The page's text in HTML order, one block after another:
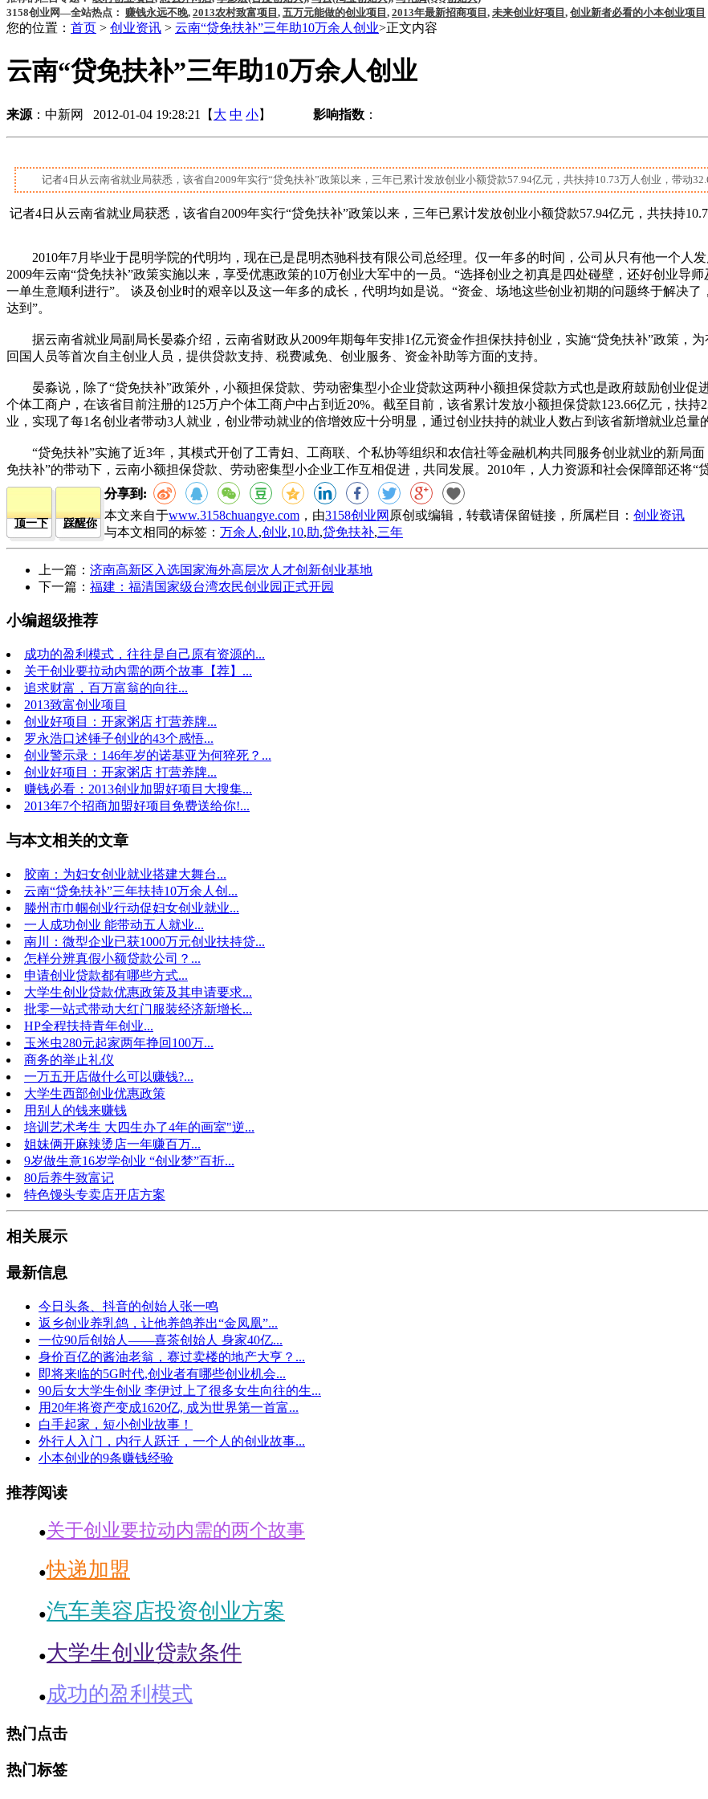
3158创业网—全站热点： 赚钱永远不晚, 2013农村致富项目 , 五万元能做的创业项目 , 2013年最新招商项目 , 未来创业好项目 , 创业新者必看的小本创业项目
您的位置： 首页 > 创业资讯 > 云南“贷免扶补”三年助10万余人创业>正文内容
云南“贷免扶补”三年助10万余人创业
来源 ：中新网 2012-01-04 19:28:21【 大 中 小】 影响指数 ：
记者4日从云南省就业局获悉，该省自2009年实行“贷免扶补”政策以来，三年已累计发放创业小额贷款57.94亿元，共扶持10.73万人创业，带动
记者4日从云南省就业局获悉，该省自2009年实行“贷免扶补”政策以来，三年已累计发放创业小额贷款57.94亿元，共扶持
2010年7月毕业于昆明学院的代明均，现在已是昆明杰驰科技有限公司总经理。仅一年多的时间，公司从只有他一个人
2009年云南“贷免扶补”政策实施以来，享受优惠政策的10万创业大军中的一员。“选择创业之初真是四处碰壁，还好创业导
一单生意顺利进行”。 谈及创业时的艰辛以及这一年多的成长，代明均如是说。“资金、场地这些创业初期的问题终于解决
达到”。
据云南省就业局副局长晏淼介绍，云南省财政从2009年期每年安排1亿元资金作担保扶持创业，实施“贷免扶补”政策，
回国人员等首次自主创业人员，提供贷款支持、税费减免、创业服务、资金补助等方面的支持。
晏淼说，除了“贷免扶补”政策外，小额担保贷款、劳动密集型小企业贷款这两种小额担保贷款方式也是政府鼓励创业促
个体工商户，在该省目前注册的125万户个体工商户中占到近20%。截至目前，该省累计发放小额担保贷款123.66亿元，扶
业，实现了每1名创业者带动3人就业，创业带动就业的倍增效应十分明显，通过创业扶持的就业人数占到该省新增就业总量
“贷免扶补”实施了近3年，其模式开创了工青妇、工商联、个私协等组织和农信社等金融机构共同服务创业就业的新局
免扶补”的带动下，云南小额担保贷款、劳动密集型小企业工作互相促进，共同发展。2010年，人力资源和社会保障部还将“
顶一下 踩醒你
分享到:
本文来自于www.3158chuangye.com ，由3158创业网 原创或编辑，转载请保留链接，所属栏目： 创业资讯
与本文相同的标签： 万余人 ,创业,10,助,贷免扶补,三年
上一篇： 济南高新区入选国家海外高层次人才创新创业基地
下一篇： 福建：福清国家级台湾农民创业园正式开园
小编超级推荐
成功的盈利模式，往往是自己原有资源的...
关于创业要拉动内需的两个故事【荐】...
追求财富，百万富翁的向往...
2013致富创业项目
创业好项目：开家粥店 打营养牌...
罗永浩口述锤子创业的43个感悟...
创业警示录：146年岁的诺基亚为何猝死？...
创业好项目：开家粥店 打营养牌...
赚钱必看：2013创业加盟好项目大搜集...
2013年7个招商加盟好项目免费送给你!...
与本文相关的文章
胶南：为妇女创业就业搭建大舞台...
云南“贷免扶补”三年扶持10万余人创...
滕州市巾帼创业行动促妇女创业就业...
一人成功创业 能带动五人就业...
南川：微型企业已获1000万元创业扶持贷...
怎样分辨真假小额贷款公司？...
申请创业贷款都有哪些方式...
大学生创业贷款优惠政策及其申请要求...
批零一站式带动大红门服装经济新增长...
HP全程扶持青年创业...
玉米虫280元起家两年挣回100万...
商务的举止礼仪
一万五开店做什么可以赚钱?...
大学生西部创业优惠政策
用别人的钱来赚钱
培训艺术考生 大四生办了4年的画室"逆...
姐妹俩开麻辣烫店一年赚百万...
9岁做生意16岁学创业 “创业梦”百折...
80后养牛致富记
特色馒头专卖店开店方案
相关展示
最新信息
今日头条、抖音的创始人张一鸣
返乡创业养乳鸽，让他养鸽养出“金凤凰”...
一位90后创始人——喜茶创始人 身家40亿...
身价百亿的酱油老翁，赛过卖楼的地产大亨？...
即将来临的5G时代,创业者有哪些创业机会...
90后女大学生创业 李伊过上了很多女生向往的生...
用20年将资产变成1620亿, 成为世界第一首富...
白手起家，短小创业故事！
外行人入门，内行人跃迁，一个人的创业故事...
小本创业的9条赚钱经验
推荐阅读
●关于创业要拉动内需的两个故事
●快递加盟
●汽车美容店投资创业方案
●大学生创业贷款条件
●成功的盈利模式
热门点击
热门标签